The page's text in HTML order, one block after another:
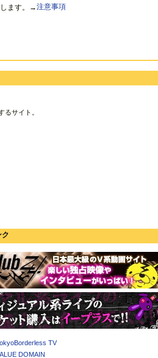
ます。→注意事項
サイト。
ク
TV
DOMAIN